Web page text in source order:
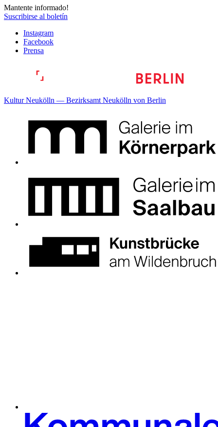
Mantente informado!
Suscribirse al boletín
Instagram
Facebook
Prensa
Kultur Neukölln — Bezirksamt Neukölln von Berlin